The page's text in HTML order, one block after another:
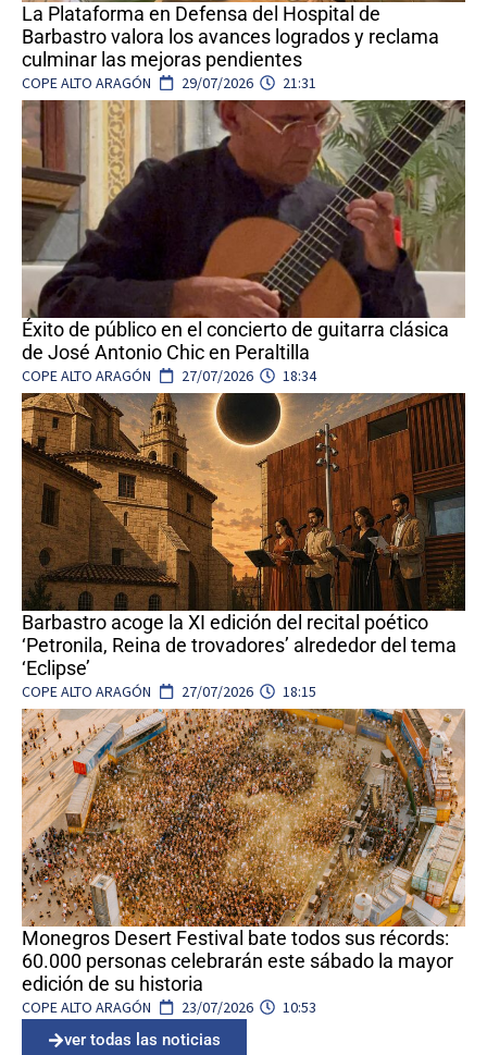
La Plataforma en Defensa del Hospital de
Barbastro valora los avances logrados y reclama
culminar las mejoras pendientes
COPE ALTO ARAGÓN 29/07/2026 21:31
Éxito de público en el concierto de guitarra clásica
de José Antonio Chic en Peraltilla
COPE ALTO ARAGÓN 27/07/2026 18:34
Barbastro acoge la XI edición del recital poético
‘Petronila, Reina de trovadores’ alrededor del tema
‘Eclipse’
COPE ALTO ARAGÓN 27/07/2026 18:15
Monegros Desert Festival bate todos sus récords:
60.000 personas celebrarán este sábado la mayor
edición de su historia
COPE ALTO ARAGÓN 23/07/2026
10:53
ver todas las noticias